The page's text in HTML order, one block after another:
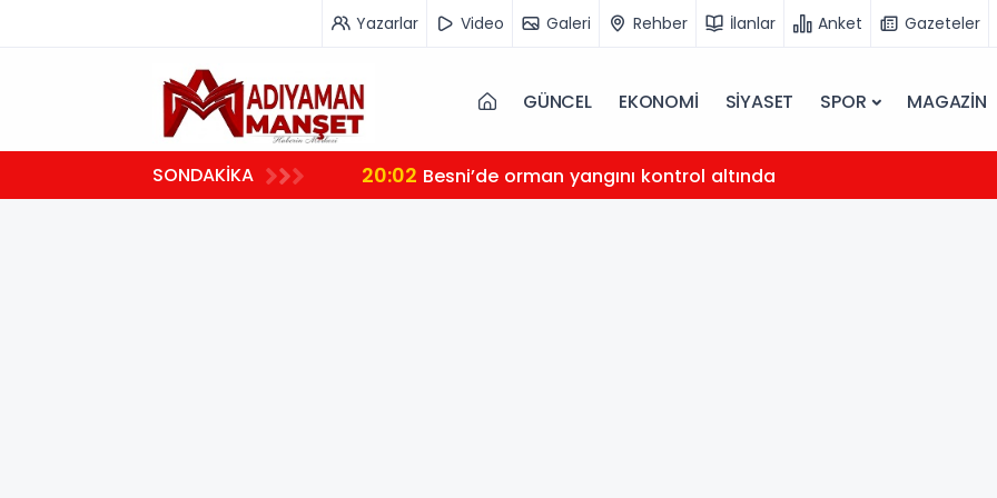
Yazarlar Video Galeri Rehber İlanlar Anket Gazeteler
GÜNCEL EKONOMİ SİYASET SPOR MAGAZİN
SONDAKİKA 20:02 Besni’de orman yangını kontrol altında